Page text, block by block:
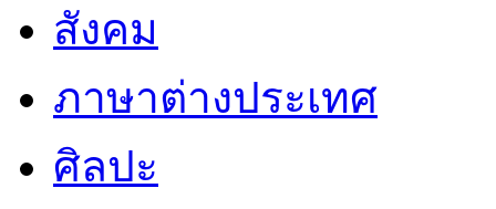
สังคม
ภาษาต่างประเทศ
ศิลปะ